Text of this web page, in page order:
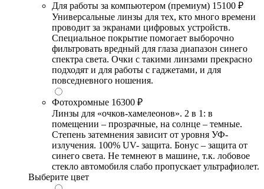
Для работы за компьютером (премиум) 15100 ₽
Универсальные линзы для тех, кто много времени
проводит за экранами цифровых устройств.
Специальное покрытие помогает выборочно
фильтровать вредный для глаза диапазон синего
спектра света. Очки с такими линзами прекрасно
подходят и для работы с гаджетами, и для
повседневного ношения.
Фотохромные 16300 ₽
Линзы для «очков-хамелеонов». 2 в 1: в
помещении – прозрачные, на солнце – темные.
Степень затемнения зависит от уровня УФ-
излучения. 100% UV- защита. Бонус – защита от
синего света. Не темнеют в машине, т.к. лобовое
стекло автомобиля слабо пропускает ультрафиолет.
Выберите цвет